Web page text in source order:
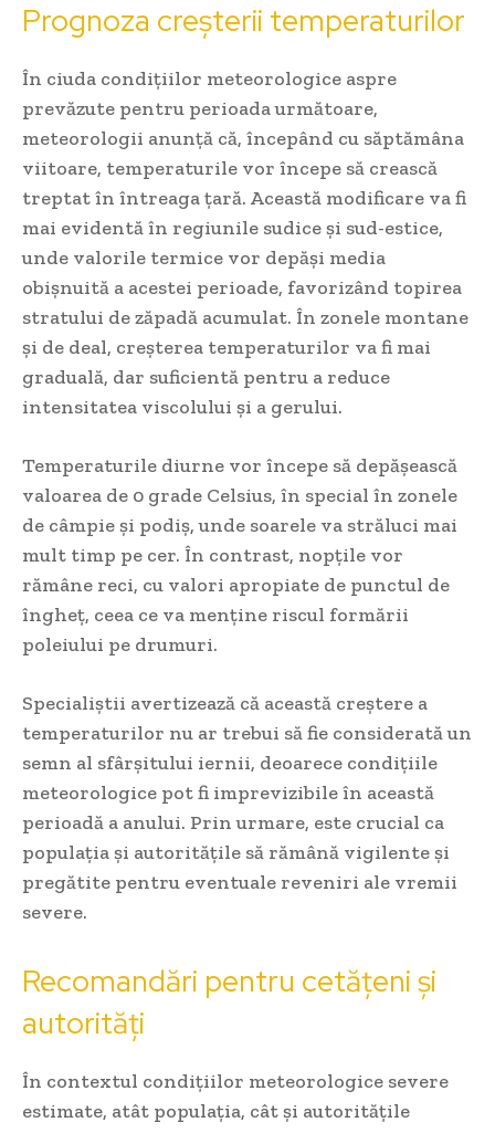
Prognoza creșterii temperaturilor
În ciuda condițiilor meteorologice aspre
prevăzute pentru perioada următoare,
meteorologii anunță că, începând cu săptămâna
viitoare, temperaturile vor începe să crească
treptat în întreaga țară. Această modificare va fi
mai evidentă în regiunile sudice și sud-estice,
unde valorile termice vor depăși media
obișnuită a acestei perioade, favorizând topirea
stratului de zăpadă acumulat. În zonele montane
și de deal, creșterea temperaturilor va fi mai
graduală, dar suficientă pentru a reduce
intensitatea viscolului și a gerului.
Temperaturile diurne vor începe să depășească
valoarea de 0 grade Celsius, în special în zonele
de câmpie și podiș, unde soarele va străluci mai
mult timp pe cer. În contrast, nopțile vor
rămâne reci, cu valori apropiate de punctul de
îngheț, ceea ce va menține riscul formării
poleiului pe drumuri.
Specialiștii avertizează că această creștere a
temperaturilor nu ar trebui să fie considerată un
semn al sfârșitului iernii, deoarece condițiile
meteorologice pot fi imprevizibile în această
perioadă a anului. Prin urmare, este crucial ca
populația și autoritățile să rămână vigilente și
pregătite pentru eventuale reveniri ale vremii
severe.
Recomandări pentru cetățeni și
autorități
În contextul condițiilor meteorologice severe
estimate, atât populația, cât și autoritățile